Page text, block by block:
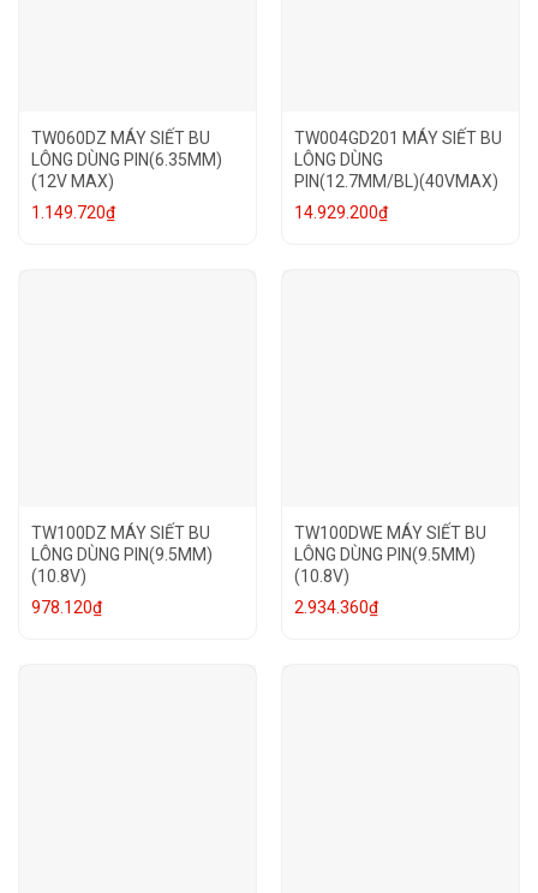
TW060DZ MÁY SIẾT BU
LÔNG DÙNG PIN(6.35MM)
(12V MAX)
1.149.720₫
TW004GD201 MÁY SIẾT BU
LÔNG DÙNG
PIN(12.7MM/BL)(40VMAX)
14.929.200₫
TW100DZ MÁY SIẾT BU
LÔNG DÙNG PIN(9.5MM)
(10.8V)
978.120₫
TW100DWE MÁY SIẾT BU
LÔNG DÙNG PIN(9.5MM)
(10.8V)
2.934.360₫